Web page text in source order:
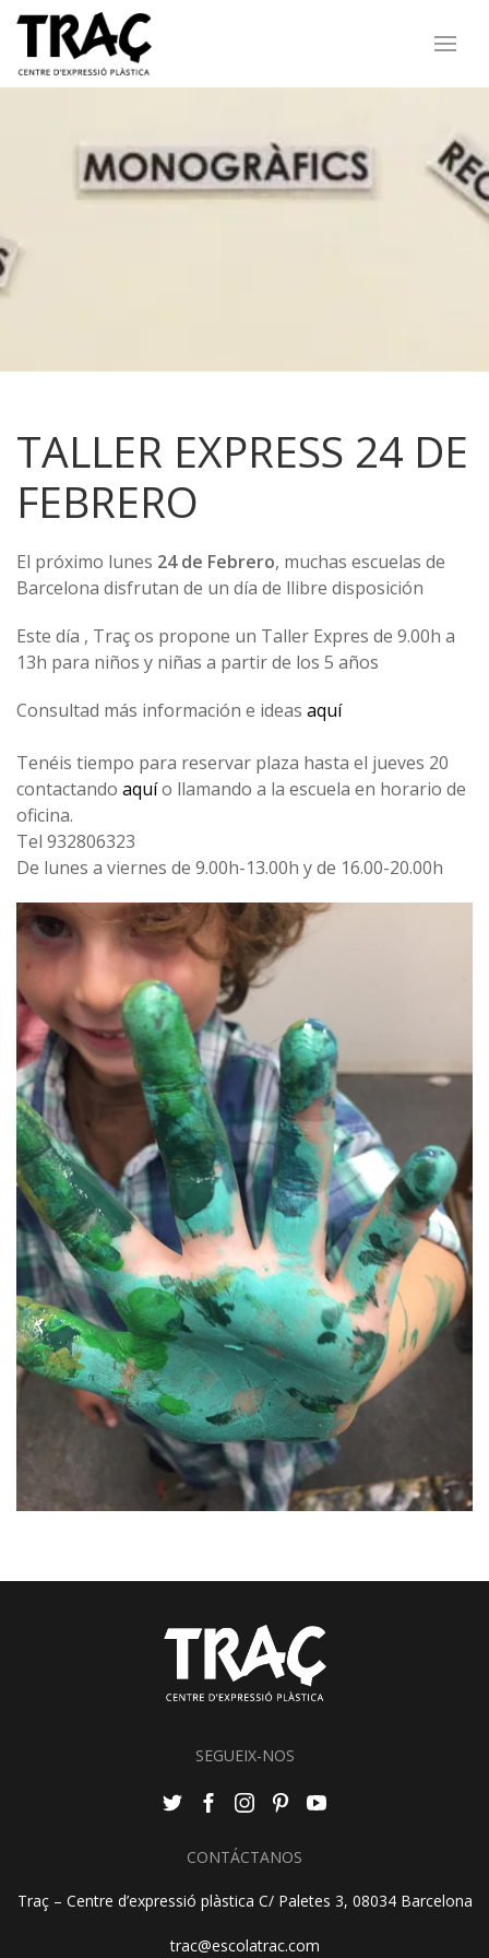
TALLER EXPRESS 24 DE
FEBRERO
El próximo lunes 24 de Febrero, muchas escuelas de
Barcelona disfrutan de un día de llibre disposición
Este día , Traç os propone un Taller Expres de 9.00h a
13h para niños y niñas a partir de los 5 años
Consultad más información e ideas aquí
Tenéis tiempo para reservar plaza hasta el jueves 20
contactando aquío llamando a la escuela en horario de
oficina.
Tel 932806323
De lunes a viernes de 9.00h-13.00h y de 16.00-20.00h
SEGUEIX-NOS
CONTÁCTANOS
Traç – Centre d’expressió plàstica C/ Paletes 3, 08034 Barcelona
trac@escolatrac.com